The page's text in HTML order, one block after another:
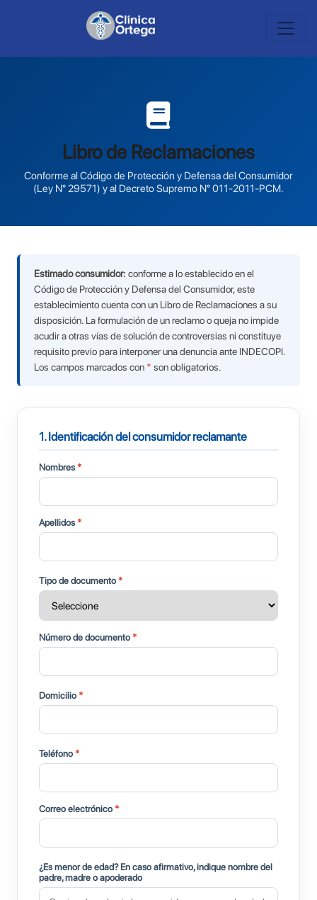
Libro de Reclamaciones
Conforme al Código de Protección y Defensa del Consumidor
(Ley N° 29571) y al Decreto Supremo N° 011-2011-PCM.
Estimado consumidor: conforme a lo establecido en el
Código de Protección y Defensa del Consumidor, este
establecimiento cuenta con un Libro de Reclamaciones a su
disposición. La formulación de un reclamo o queja no impide
acudir a otras vías de solución de controversias ni constituye
requisito previo para interponer una denuncia ante INDECOPI.
Los campos marcados con * son obligatorios.
1. Identificación del consumidor reclamante
Nombres *
Apellidos *
Tipo de documento *
Número de documento *
Domicilio *
Teléfono *
Correo electrónico *
¿Es menor de edad? En caso afirmativo, indique nombre del
padre, madre o apoderado